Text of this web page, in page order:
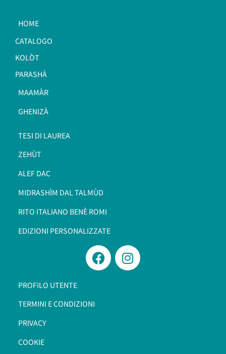
HOME
CATALOGO
KOLÒT
PARASHÀ
MAAMÀR
GHENIZÀ
TESI DI LAUREA
ZEHÙT
ALEF DAC
MIDRASHÌM DAL TALMÙD
RITO ITALIANO BENÈ ROMI​
EDIZIONI PERSONALIZZATE
PROFILO UTENTE
TERMINI E CONDIZIONI
PRIVACY
COOKIE